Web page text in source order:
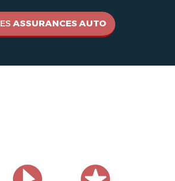
ASSURANCES AUTO